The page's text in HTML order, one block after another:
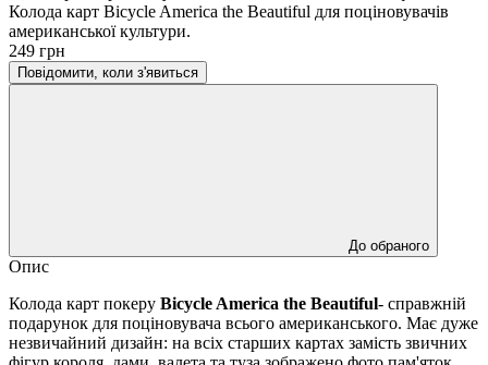
Колода карт Bicycle America the Beautiful для поціновувачів
американської культури.
249 грн
Повідомити, коли з'явиться
До обраного
Опис
Колода карт покеру Bicycle America the Beautiful- справжній
подарунок для поціновувача всього американського. Має дуже
незвичайний дизайн: на всіх старших картах замість звичних